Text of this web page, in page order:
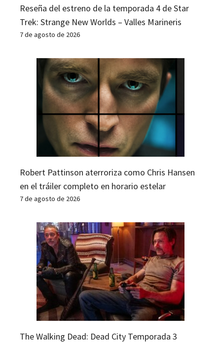
Reseña del estreno de la temporada 4 de Star
Trek: Strange New Worlds – Valles Marineris
7 de agosto de 2026
Robert Pattinson aterroriza como Chris Hansen
en el tráiler completo en horario estelar
7 de agosto de 2026
The Walking Dead: Dead City Temporada 3